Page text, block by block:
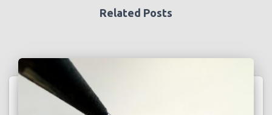
Related Posts